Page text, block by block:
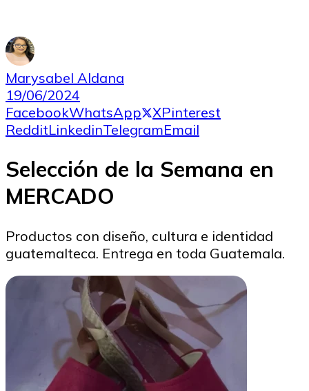
Marysabel Aldana
19/06/2024
FacebookWhatsApp XPinterest
RedditLinkedinTelegramEmail
Selección de la Semana en
MERCADO
Productos con diseño, cultura e identidad
guatemalteca. Entrega en toda Guatemala.